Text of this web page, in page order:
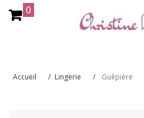
0
Accueil Lingerie Guêpière